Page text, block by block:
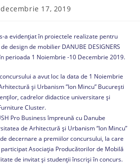
decembrie 17, 2019
a evidenţiat în proiectele realizate pentru
design de mobilier DANUBE DESIGNERS
perioada 1 Noiembrie -10 Decembrie 2019.
a avut loc la data de 1 Noiembrie
și Urbanism ”Ion Mincu” București
cadrelor didactice universitare și
Cluster.
Pro Business împreună cu Danube
de Arhitectură și Urbanism “Ion Mincu”
decernare a premiilor concursului, la care
Asociația Producătorilor de Mobilă
de invitat şi studenţii înscriși în concurs.